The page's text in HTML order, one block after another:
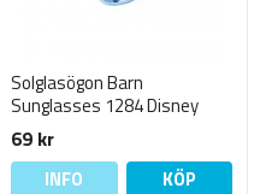
Solglasögon Barn
Sunglasses 1284 Disney
Frost Frozen ice 13cm Trans
Blå
69 kr
INFO KÖP